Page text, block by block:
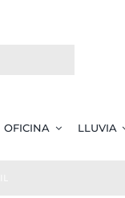
OFICINA LLUVIA